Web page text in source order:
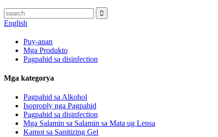
English
Puy-anan
Mga Produkto
Pagpahid sa disinfection
Mga kategorya
Pagpahid sa Alkohol
Isoproply nga Pagpahid
Pagpahid sa disinfection
Mga Salamin sa Salamin sa Mata ug Lensa
Kamot sa Sanitizing Gel